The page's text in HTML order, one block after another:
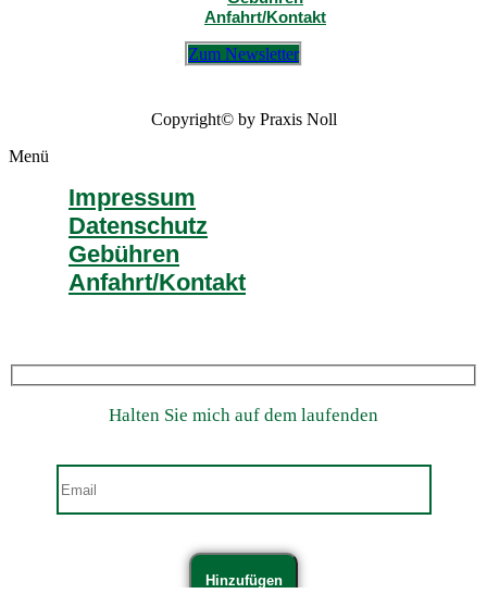
Anfahrt/Kontakt
Zum Newsletter
Copyright© by Praxis Noll
Menü
Impressum
Datenschutz
Gebühren
Anfahrt/Kontakt
Halten Sie mich auf dem laufenden